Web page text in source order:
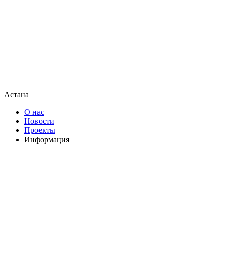
Астана
О нас
Новости
Проекты
Информация